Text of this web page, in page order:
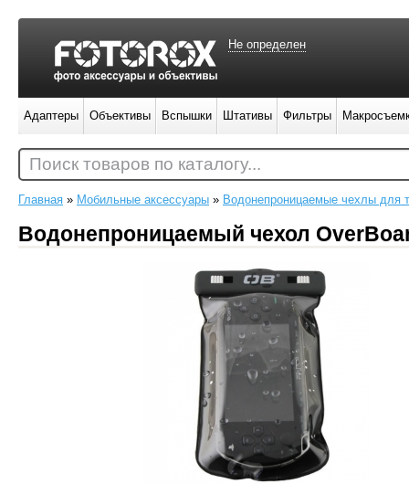
Главная » Мобильные аксессуары » Водонепроницаемые чехлы для
Водонепроницаемый чехол
Не определен
Адаптеры Объективы Вспышки Штативы Фильтры
Поиск товаров по каталогу...